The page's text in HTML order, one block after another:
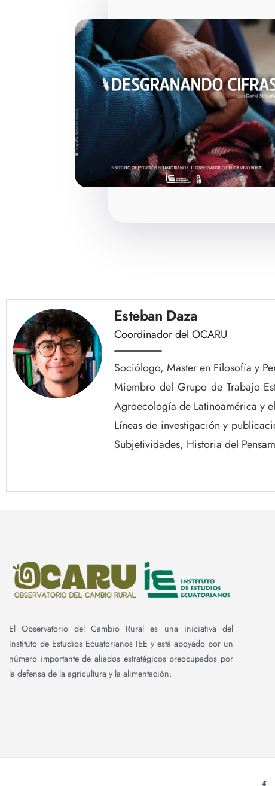
Esteban Daza
Coordinador del OCARU
Sociólogo, Master en Filosofía y
Miembro del Grupo de Trabajo
Agroecología de Latinoamérica y
Líneas de investigación y
Subjetividades, Historia del
El Observatorio del Cambio Rural es una iniciativa del
Instituto de Estudios Ecuatorianos IEE y está apoyado por un
número importante de aliados estratégicos preocupados por
la defensa de la agricultura y la alimentación.